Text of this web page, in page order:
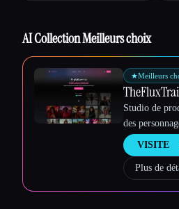
AI Collection Meilleurs choix
★Meilleurs
Studio de
des
des vidéos
VISITE
Plus de